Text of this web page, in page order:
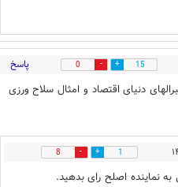
15
0 پاسخ
دنیای اقتصاد و امثال سلاح ورزی
1
8
نماینده اصلح رای بدهید.